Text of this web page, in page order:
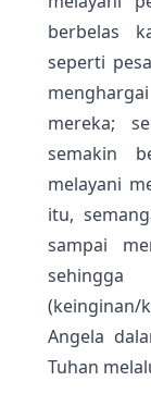
berbelas
seperti
mereka;
semakin
melayani
itu,
sampai
Angela
Tuhan